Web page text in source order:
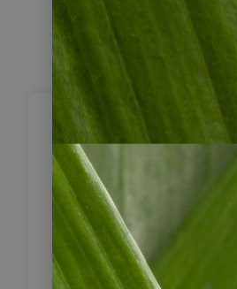
1
Fahrt auf
zur Araras
Lodge im
Bei Ihrer Ankunft am